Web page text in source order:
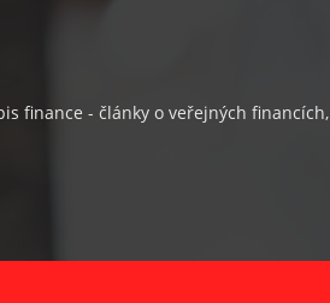
finance - články o veřejných financích,